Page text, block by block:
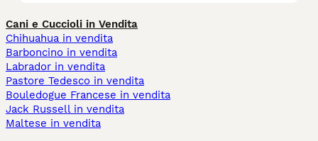
Cani e Cuccioli in Vendita
Chihuahua in vendita
Barboncino in vendita
Labrador in vendita
Pastore Tedesco in vendita
Bouledogue Francese in vendita
Jack Russell in vendita
Maltese in vendita